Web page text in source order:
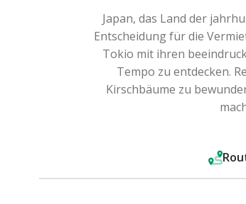
Japan, das Land der
Entscheidung für die
Tokio mit ihren
Tempo zu entdecken.
Kirschbäume zu